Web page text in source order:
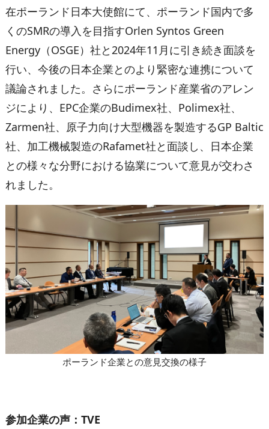
在ポーランド日本大使館にて、ポーランド国内で多
くのSMRの導入を目指すOrlen Syntos Green
Energy（OSGE）社と2024年11月に引き続き面談を
行い、今後の日本企業とのより緊密な連携について
議論されました。さらにポーランド産業省のアレン
ジにより、EPC企業のBudimex社、Polimex社、
Zarmen社、原子力向け大型機器を製造するGP Baltic
社、加工機械製造のRafamet社と面談し、日本企業
との様々な分野における協業について意見が交わさ
れました。
ポーランド企業との意見交換の様子
参加企業の声： TVE